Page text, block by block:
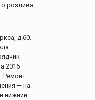
розлива.
д.60.
2016
Ремонт
— на
нижний